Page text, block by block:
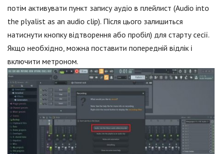
потім активувати пункт запису аудіо в плейлист (Audio into
the plyalist as an audio clip). Після цього залишиться
натиснути кнопку відтворення або пробіл) для старту сесії.
Якщо необхідно, можна поставити попередній відлік і
включити метроном.